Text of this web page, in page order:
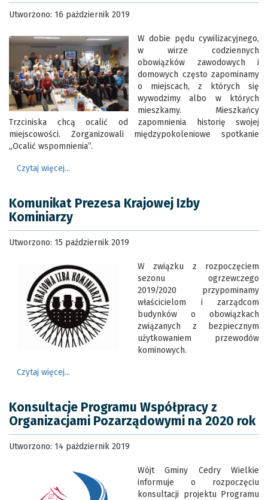
Utworzono: 16 październik 2019
W dobie pędu cywilizacyjnego,
w wirze codziennych
obowiązków zawodowych i
domowych często zapominamy
o miejscach, z których się
wywodzimy albo w których
mieszkamy. Mieszkańcy
Trzciniska chcą ocalić od zapomnienia historię swojej
miejscowości. Zorganizowali międzypokoleniowe spotkanie
„Ocalić wspomnienia”.
Czytaj więcej...
Komunikat Prezesa Krajowej Izby
Kominiarzy
Utworzono: 15 październik 2019
W związku z rozpoczęciem
sezonu ogrzewczego
2019/2020 przypominamy
właścicielom i zarządcom
budynków o obowiązkach
związanych z bezpiecznym
użytkowaniem przewodów
kominowych.
Czytaj więcej...
Konsultacje Programu Współpracy z
Organizacjami Pozarządowymi na 2020 rok
Utworzono: 14 październik 2019
Wójt Gminy Cedry Wielkie
informuje o rozpoczęciu
konsultacji projektu Programu